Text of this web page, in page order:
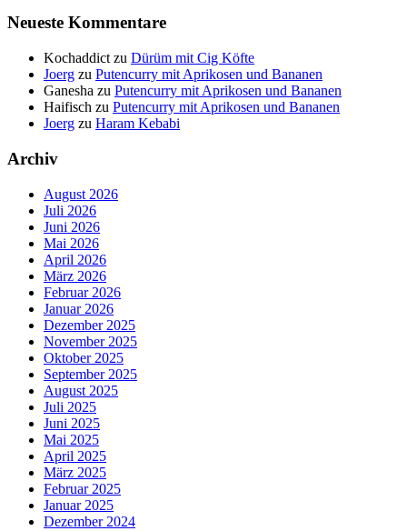
Neueste Kommentare
Kochaddict zu Dürüm mit Cig Köfte
Joerg zu Putencurry mit Aprikosen und Bananen
Ganesha zu Putencurry mit Aprikosen und Bananen
Haifisch zu Putencurry mit Aprikosen und Bananen
Joerg zu Haram Kebabi
Archiv
August 2026
Juli 2026
Juni 2026
Mai 2026
April 2026
März 2026
Februar 2026
Januar 2026
Dezember 2025
November 2025
Oktober 2025
September 2025
August 2025
Juli 2025
Juni 2025
Mai 2025
April 2025
März 2025
Februar 2025
Januar 2025
Dezember 2024